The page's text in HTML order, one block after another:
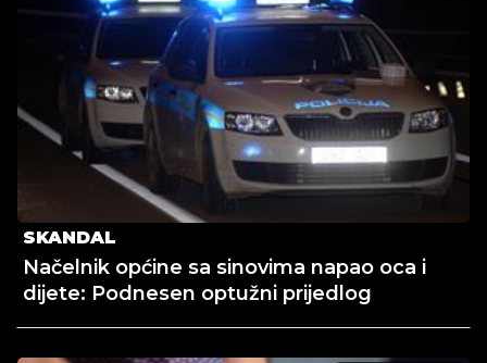
SKANDAL
Načelnik općine sa sinovima napao oca i
dijete: Podnesen optužni prijedlog